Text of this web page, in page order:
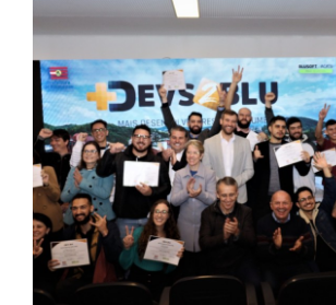
PROFISSIONAIS